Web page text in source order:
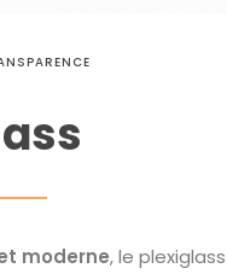
moderne, le plexiglass